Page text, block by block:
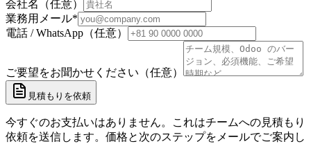
会社名（任意）
業務用メール*
電話 / WhatsApp（任意）
ご要望をお聞かせください（任意）
見積もりを依頼
今すぐのお支払いはありません。これはチームへの見積もり
依頼を送信します。価格と次のステップをメールでご案内し